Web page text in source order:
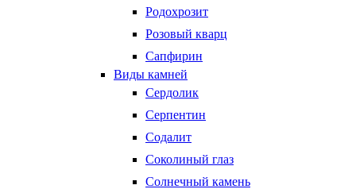
Родохрозит
Розовый кварц
Сапфирин
Виды камней
Сердолик
Серпентин
Содалит
Соколиный глаз
Солнечный камень